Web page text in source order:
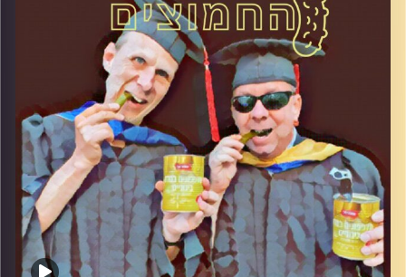
קרדיט תמונות:AudioVersity